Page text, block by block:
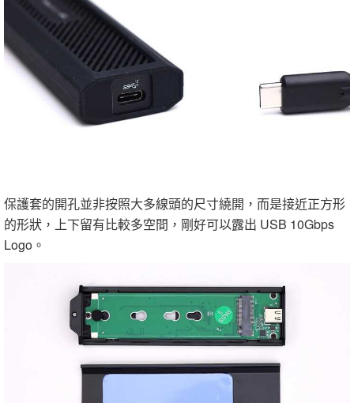
保護套的開孔並非按照大多線頭的尺寸繞開，而是接近正方形
的形狀，上下留有比較多空間，剛好可以露出 USB 10Gbps
Logo。